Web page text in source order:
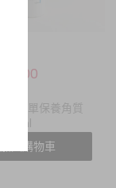
簡單保養角質
100ml
加入購物車